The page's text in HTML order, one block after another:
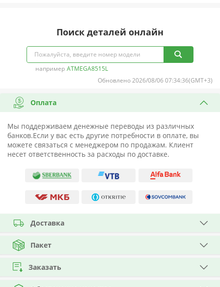
Поиск деталей онлайн
например ATMEGA8515L
Обновлено 2026/08/06 07:34:36(GMT+3)
Оплата
Мы поддерживаем денежные переводы из различных
банков.Если у вас есть другие потребности в оплате, вы
можете связаться с менеджером по продажам. Клиент
несет ответственность за расходы по доставке.
Доставка
Пакет
Заказать